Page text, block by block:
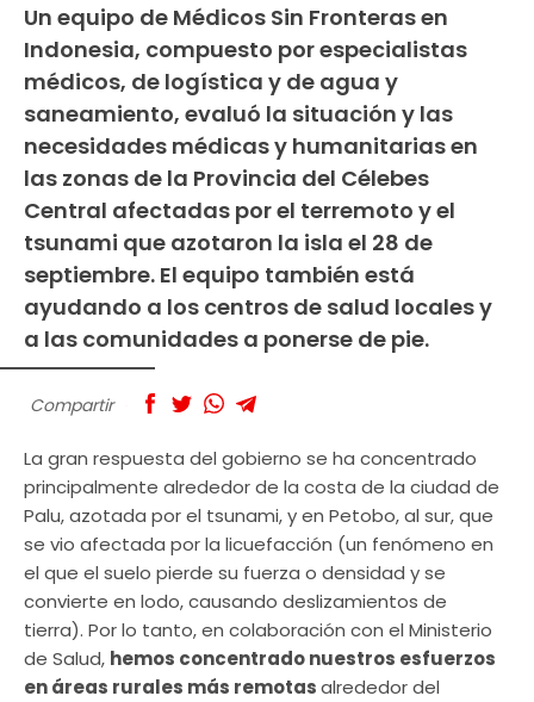
Un equipo de Médicos Sin Fronteras en
Indonesia, compuesto por especialistas
médicos, de logística y de agua y
saneamiento, evaluó la situación y las
necesidades médicas y humanitarias en
las zonas de la Provincia del Célebes
Central afectadas por el terremoto y el
tsunami que azotaron la isla el 28 de
septiembre. El equipo también está
ayudando a los centros de salud locales y
a las comunidades a ponerse de pie.
Compartir
La gran respuesta del gobierno se ha concentrado
principalmente alrededor de la costa de la ciudad de
Palu, azotada por el tsunami, y en Petobo, al sur, que
se vio afectada por la licuefacción (un fenómeno en
el que el suelo pierde su fuerza o densidad y se
convierte en lodo, causando deslizamientos de
tierra). Por lo tanto, en colaboración con el Ministerio
de Salud, hemos concentrado nuestros esfuerzos
en áreas rurales más remotasalrededor del